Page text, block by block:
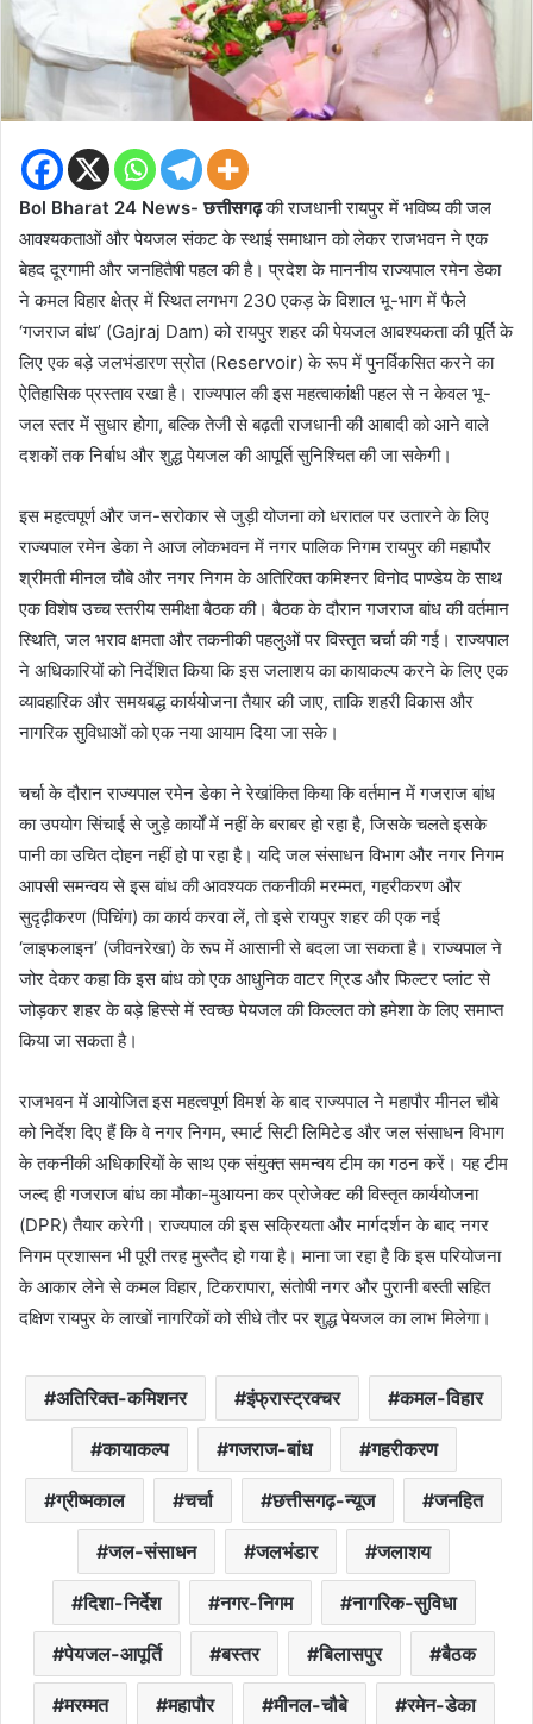
Bol Bharat 24 News- छत्तीसगढ़की राजधानी रायपुर में भविष्य की जल
आवश्यकताओं और पेयजल संकट के स्थाई समाधान को लेकर राजभवन ने एक
बेहद दूरगामी और जनहितैषी पहल की है। प्रदेश के माननीय राज्यपाल रमेन डेका
ने कमल विहार क्षेत्र में स्थित लगभग 230 एकड़ के विशाल भू-भाग में फैले
‘गजराज बांध’ (Gajraj Dam) को रायपुर शहर की पेयजल आवश्यकता की पूर्ति के
लिए एक बड़े जलभंडारण स्रोत (Reservoir) के रूप में पुनर्विकसित करने का
ऐतिहासिक प्रस्ताव रखा है। राज्यपाल की इस महत्वाकांक्षी पहल से न केवल भू-
जल स्तर में सुधार होगा, बल्कि तेजी से बढ़ती राजधानी की आबादी को आने वाले
दशकों तक निर्बाध और शुद्ध पेयजल की आपूर्ति सुनिश्चित की जा सकेगी।
इस महत्वपूर्ण और जन-सरोकार से जुड़ी योजना को धरातल पर उतारने के लिए
राज्यपाल रमेन डेका ने आज लोकभवन में नगर पालिक निगम रायपुर की महापौर
श्रीमती मीनल चौबे और नगर निगम के अतिरिक्त कमिश्नर विनोद पाण्डेय के साथ
एक विशेष उच्च स्तरीय समीक्षा बैठक की। बैठक के दौरान गजराज बांध की वर्तमान
स्थिति, जल भराव क्षमता और तकनीकी पहलुओं पर विस्तृत चर्चा की गई। राज्यपाल
ने अधिकारियों को निर्देशित किया कि इस जलाशय का कायाकल्प करने के लिए एक
व्यावहारिक और समयबद्ध कार्ययोजना तैयार की जाए, ताकि शहरी विकास और
नागरिक सुविधाओं को एक नया आयाम दिया जा सके।
चर्चा के दौरान राज्यपाल रमेन डेका ने रेखांकित किया कि वर्तमान में गजराज बांध
का उपयोग सिंचाई से जुड़े कार्यों में नहीं के बराबर हो रहा है, जिसके चलते इसके
पानी का उचित दोहन नहीं हो पा रहा है। यदि जल संसाधन विभाग और नगर निगम
आपसी समन्वय से इस बांध की आवश्यक तकनीकी मरम्मत, गहरीकरण और
सुदृढ़ीकरण (पिचिंग) का कार्य करवा लें, तो इसे रायपुर शहर की एक नई
‘लाइफलाइन’ (जीवनरेखा) के रूप में आसानी से बदला जा सकता है। राज्यपाल ने
जोर देकर कहा कि इस बांध को एक आधुनिक वाटर ग्रिड और फिल्टर प्लांट से
जोड़कर शहर के बड़े हिस्से में स्वच्छ पेयजल की किल्लत को हमेशा के लिए समाप्त
किया जा सकता है।
राजभवन में आयोजित इस महत्वपूर्ण विमर्श के बाद राज्यपाल ने महापौर मीनल चौबे
को निर्देश दिए हैं कि वे नगर निगम, स्मार्ट सिटी लिमिटेड और जल संसाधन विभाग
के तकनीकी अधिकारियों के साथ एक संयुक्त समन्वय टीम का गठन करें। यह टीम
जल्द ही गजराज बांध का मौका-मुआयना कर प्रोजेक्ट की विस्तृत कार्ययोजना
(DPR) तैयार करेगी। राज्यपाल की इस सक्रियता और मार्गदर्शन के बाद नगर
निगम प्रशासन भी पूरी तरह मुस्तैद हो गया है। माना जा रहा है कि इस परियोजना
के आकार लेने से कमल विहार, टिकरापारा, संतोषी नगर और पुरानी बस्ती सहित
दक्षिण रायपुर के लाखों नागरिकों को सीधे तौर पर शुद्ध पेयजल का लाभ मिलेगा।
अतिरिक्त-कमिशनर इंफ्रास्ट्रक्चर कमल-विहार
कायाकल्प गजराज-बांध गहरीकरण
ग्रीष्मकाल चर्चा छत्तीसगढ़-न्यूज जनहित
जल-संसाधन जलभंडार जलाशय
दिशा-निर्देश नगर-निगम नागरिक-सुविधा
पेयजल-आपूर्ति बस्तर बिलासपुर बैठक
मरम्मत महापौर मीनल-चौबे रमेन-डेका